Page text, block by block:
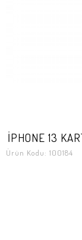
İPHONE 13
Ürün Kodu: 100184